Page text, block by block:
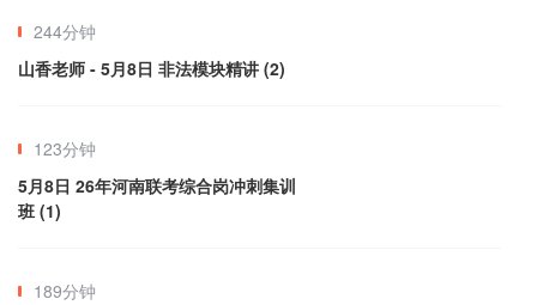
244分钟
山香老师 - 5月8日 非法模块精讲 (2)
123分钟
5月8日 26年河南联考综合岗冲刺集训
班 (1)
189分钟